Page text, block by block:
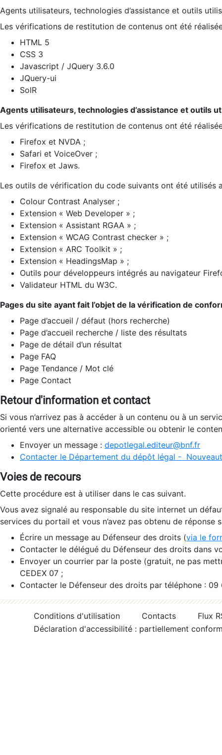
Agents utilisateurs, technologies d’assistance et outils
Les vérifications de restitution de contenus ont été
HTML 5
CSS 3
Javascript / JQuery 3.6.0
JQuery-ui
SolR
Agents utilisateurs, technologies d’assistance et outils
Les vérifications de restitution de contenus ont été
Firefox et NVDA ;
Safari et VoiceOver ;
Firefox et Jaws.
Les outils de vérification du code suivants ont été utilisés
Colour Contrast Analyser ;
Extension « Web Developer » ;
Extension « Assistant RGAA » ;
Extension « WCAG Contrast checker » ;
Extension « ARC Toolkit » ;
Extension « HeadingsMap » ;
Outils pour développeurs intégrés au navigateur
Validateur HTML du W3C.
Pages du site ayant fait l’objet de la vérification de
Page d’accueil / défaut (hors recherche)
Page d’accueil recherche / liste des résultats
Page de détail d’un résultat
Page FAQ
Page Tendance / Mot clé
Page Contact
Retour d'information et contact
Si vous n’arrivez pas à accéder à un contenu ou à un
orienté vers une alternative accessible ou obtenir le
Envoyer un message : depotlegal.editeur@bnf.fr
Contacter le Département du dépôt légal -
Voies de recours
Cette procédure est à utiliser dans le cas suivant.
Vous avez signalé au responsable du site internet un
services du portail et vous n’avez pas obtenu de réponse
Écrire un message au Défenseur des droits (via le
Contacter le délégué du Défenseur des droits dans
Envoyer un courrier par la poste (gratuit, ne pas
CEDEX 07 ;
Contacter le Défenseur des droits par téléphone :
Conditions d'utilisation Contacts
Flux
Déclaration d'accessibilité : partiellement